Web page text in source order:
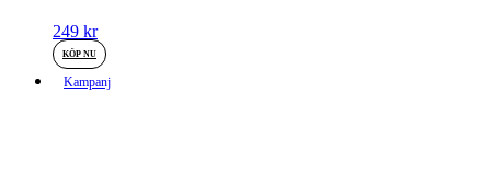
249 kr
KÖP NU
Kampanj